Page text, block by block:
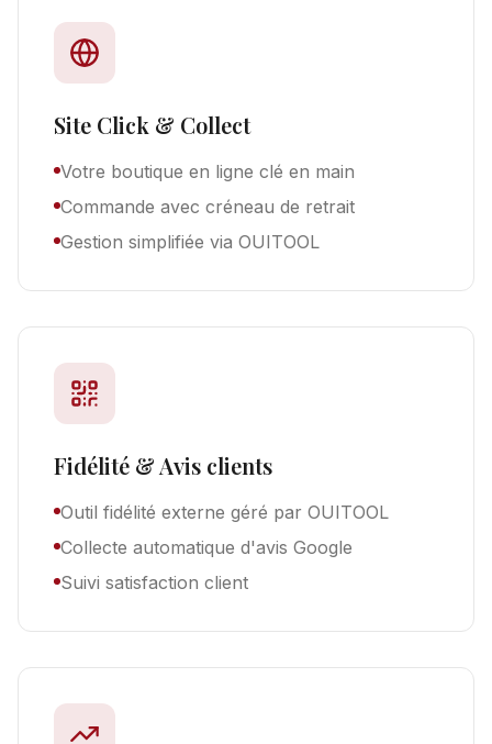
Site Click & Collect
Votre boutique en ligne clé en main
Commande avec créneau de retrait
Gestion simplifiée via OUITOOL
Fidélité & Avis clients
Outil fidélité externe géré par OUITOOL
Collecte automatique d'avis Google
Suivi satisfaction client